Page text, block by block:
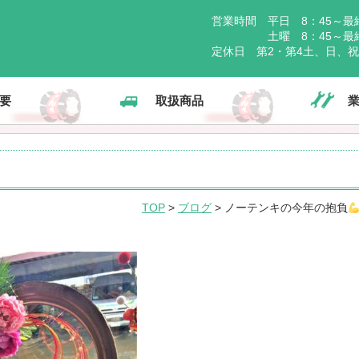
営業時間 平日 8：45～最
土曜 8：45～最終
定休日 第2・第4土、日、
取扱商品
TOP> ブログ> ノーテンキの今年の抱負